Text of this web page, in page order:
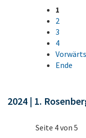
1
2
3
4
Vorwärts
Ende
2024 | 1.
Seite 4 von 5